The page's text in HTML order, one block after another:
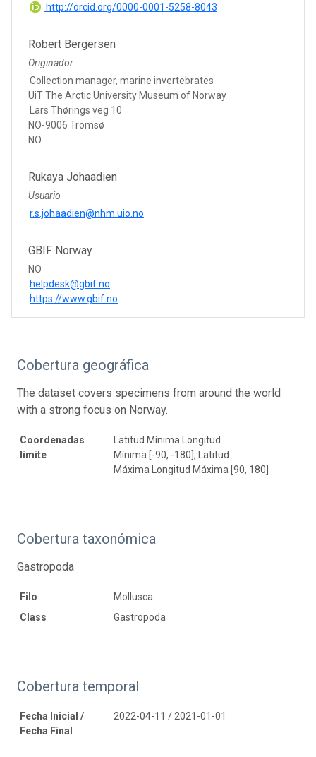
http://orcid.org/0000-0001-5258-8043
Robert Bergersen
Originador
Collection manager, marine invertebrates
UiT The Arctic University Museum of Norway
Lars Thørings veg 10
NO-9006 Tromsø
NO
Rukaya Johaadien
Usuario
r.s.johaadien@nhm.uio.no
GBIF Norway
NO
helpdesk@gbif.no
https://www.gbif.no
Cobertura geográfica
The dataset covers specimens from around the world
with a strong focus on Norway.
Coordenadas
límite
Latitud Mínima Longitud
Mínima [-90, -180], Latitud
Máxima Longitud Máxima [90, 180]
Cobertura taxonómica
Gastropoda
Filo
Mollusca
Class
Gastropoda
Cobertura temporal
Fecha Inicial /
Fecha Final
2022-04-11 / 2021-01-01